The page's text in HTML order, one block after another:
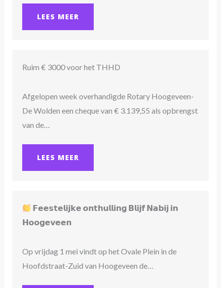
LEES MEER
Ruim € 3000 voor het THHD
Afgelopen week overhandigde Rotary Hoogeveen-
De Wolden een cheque van € 3.139,55 als opbrengst
van de…
LEES MEER
𝗙𝗲𝗲𝘀𝘁𝗲𝗹𝗶𝗷𝗸𝗲 𝗼𝗻𝘁𝗵𝘂𝗹𝗹𝗶𝗻𝗴 𝗕𝗹𝗶𝗷𝗳 𝗡𝗮𝗯𝗶𝗷 𝗶𝗻
𝗛𝗼𝗼𝗴𝗲𝘃𝗲𝗲𝗻
Op vrijdag 1 mei vindt op het Ovale Plein in de
Hoofdstraat-Zuid van Hoogeveen de…